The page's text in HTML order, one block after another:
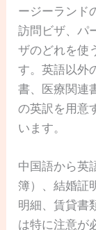
ージーランド
訪問ビザ、パ
ザのどれを使
す。英語以外
書、医療関連
の英訳を用意
います。
中国語から英
簿）、結婚証
明細、賃貸書
は特に注意が